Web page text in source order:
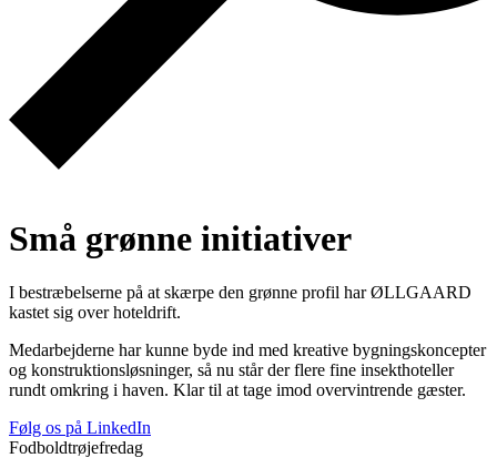
Små grønne initiativer
I bestræbelserne på at skærpe den grønne profil har ØLLGAARD
kastet sig over hoteldrift.
Medarbejderne har kunne byde ind med kreative bygningskoncepter
og konstruktionsløsninger, så nu står der flere fine insekthoteller
rundt omkring i haven. Klar til at tage imod overvintrende gæster.
Følg os på LinkedIn
Fodboldtrøjefredag